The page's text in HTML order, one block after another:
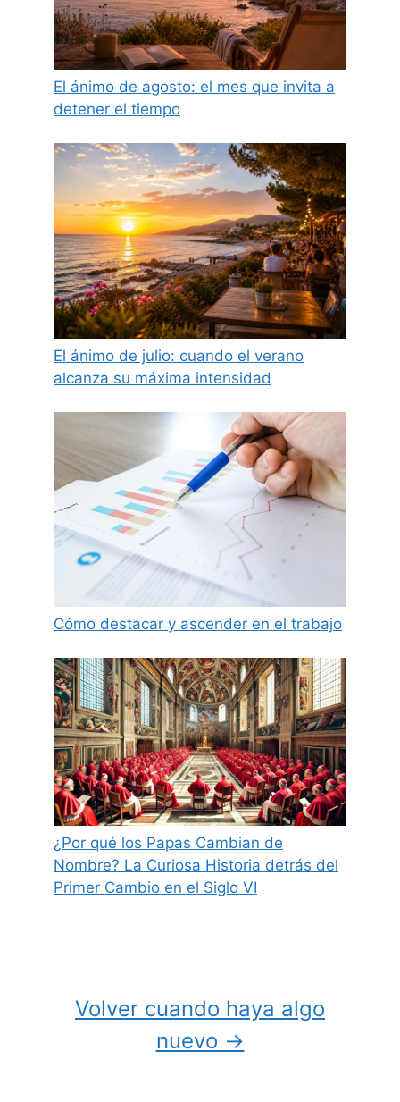
El ánimo de agosto: el mes que invita a
detener el tiempo
El ánimo de julio: cuando el verano
alcanza su máxima intensidad
Cómo destacar y ascender en el trabajo
¿Por qué los Papas Cambian de
Nombre? La Curiosa Historia detrás del
Primer Cambio en el Siglo VI
Volver cuando haya algo
nuevo →